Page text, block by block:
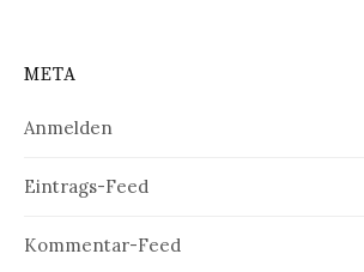
META
Anmelden
Eintrags-Feed
Kommentar-Feed